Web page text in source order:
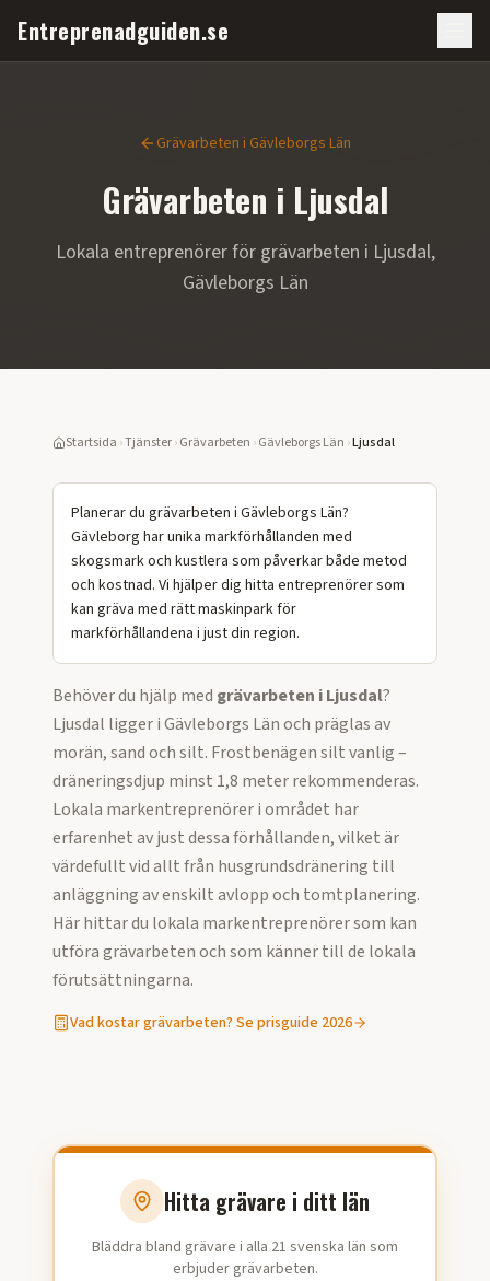
Entreprenadguiden.se
Grävarbeten i Gävleborgs Län
Grävarbeten i Ljusdal
Lokala entreprenörer för grävarbeten i Ljusdal,
Gävleborgs Län
Startsida ›Tjänster›Grävarbeten ›Gävleborgs Län ›Ljusdal
Planerar du grävarbeten i Gävleborgs Län?
Gävleborg har unika markförhållanden med
skogsmark och kustlera som påverkar både metod
och kostnad. Vi hjälper dig hitta entreprenörer som
kan gräva med rätt maskinpark för
markförhållandena i just din region.
Behöver du hjälp med grävarbeten iLjusdal?
Ljusdal ligger i Gävleborgs Län och präglas av
morän, sand och silt. Frostbenägen silt vanlig –
dräneringsdjup minst 1,8 meter rekommenderas.
Lokala markentreprenörer i området har
erfarenhet av just dessa förhållanden, vilket är
värdefullt vid allt från husgrundsdränering till
anläggning av enskilt avlopp och tomtplanering.
Här hittar du lokala markentreprenörer som kan
utföragrävarbetenoch som känner till de lokala
förutsättningarna.
Vad kostargrävarbeten? Se prisguide 2026
Hitta grävare i ditt län
Bläddra bland grävare i alla 21 svenska län som
erbjuder grävarbeten.